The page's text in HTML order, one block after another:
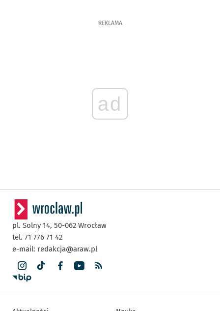
REKLAMA
ad
pl. Solny 14, 50-062 Wrocław
tel. 71 776 71 42
e-mail: redakcja@araw.pl